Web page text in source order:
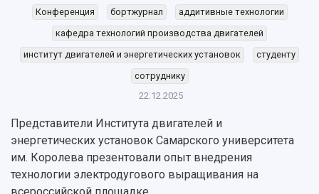
Об университете
История
Рейтинги
Попечительский совет
Ученый совет
Ректорат
Кадровый резерв
Новости
Главные новости
Объявления
Пресс-центр
Газета "Полет"
Газета "Самарский университет"
Образование
Почему я выбираю Самарский университет?
Бакалавриат и специалитет
Учебные планы
Дополнительное образование
Институты и факультеты
Научно-исследовательская деятельность
Основные научные направления
Диссертационные советы
Подготовка научных кадров
Конкурс на замещение должностей научных
Научно-технический совет
Научные проекты и темы
Аспирантура и докторантура
Конференция бортжурнал
аддитивные технологии
кафедра технологий производства двигателей
институт двигателей и энергетических установок
студенту
сотруднику
22.12.2025
Представители Института двигателей и
энергетических установок Самарского университета
им. Королева презентовали опыт внедрения
технологии электродугового выращивания на